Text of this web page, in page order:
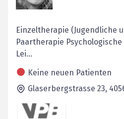
Einzeltherapie (Jugendliche
Paartherapie
Lei...
Keine neuen Patienten
Glaserbergstrasse 23,